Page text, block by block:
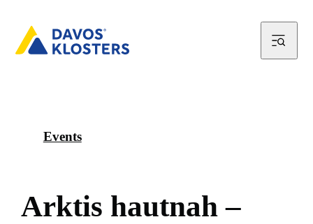
Events
Arktis hautnah –